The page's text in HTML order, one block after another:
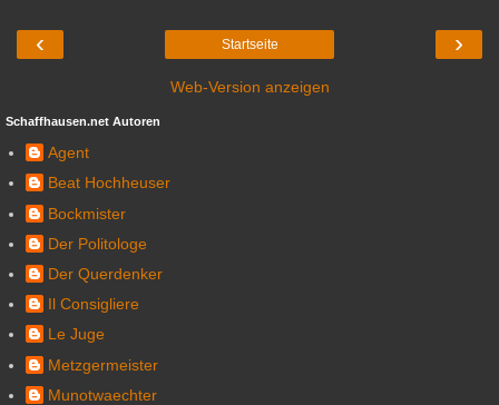
‹ ›
Startseite
Web-Version anzeigen
Schaffhausen.net Autoren
Agent
Beat Hochheuser
Bockmister
Der Politologe
Der Querdenker
Il Consigliere
Le Juge
Metzgermeister
Munotwaechter